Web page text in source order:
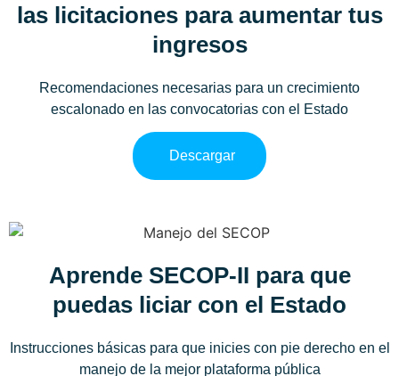
las licitaciones para aumentar tus
ingresos
Recomendaciones necesarias para un crecimiento
escalonado en las convocatorias con el Estado
Descargar
Aprende SECOP-II para que
puedas liciar con el Estado
Instrucciones básicas para que inicies con pie derecho en el
manejo de la mejor plataforma pública